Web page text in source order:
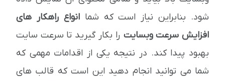
شود. بنابراین نیاز است که شماانواع راهکار های
افزایش سرعت وبسایت را بکار گیرید تا سرعت سایت
بهبود پیدا کند. در نتیجه یکی از اقدامات مهمی که
شما می توانید انجام دهید این است که قالب های